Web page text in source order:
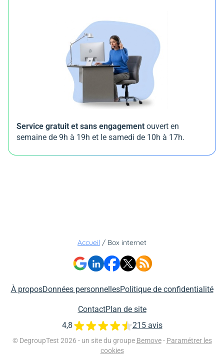
Service gratuit et sans engagement ouvert en
semaine de 9h à 19h et le samedi de 10h à 17h.
Accueil / Box internet
À proposDonnées personnellesPolitique de confidentialité
ContactPlan de site
© DegroupTest 2026 - un site du groupe Bemove - Paramétrer les
cookies
4,8 215 avis